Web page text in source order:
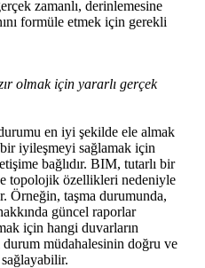
zamanlı, derinlemesine
formüle etmek için gerekli
olmak için yararlı gerçek
en iyi şekilde ele almak
iyileşmeyi sağlamak için
bağlıdır. BIM, tutarlı bir
topolojik özellikleri nedeniyle
Örneğin, taşma durumunda,
güncel raporlar
için hangi duvarların
müdahalesinin doğru ve